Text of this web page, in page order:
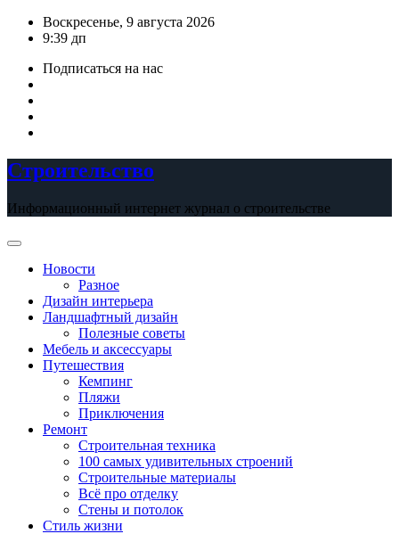
ПерейтиВоскресенье, 9 августа 2026
9:39 дп
Подписаться на нас
Строительство
Информационный интернет журнал о строительстве
Новости
Разное
Дизайн интерьера
Ландшафтный дизайн
Полезные советы
Мебель и аксессуары
Путешествия
Кемпинг
Пляжи
Приключения
Ремонт
Строительная техника
100 самых удивительных строений
Строительные материалы
Всё про отделку
Стены и потолок
Стиль жизни